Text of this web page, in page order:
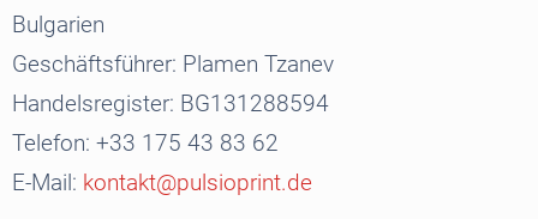
Bulgarien
Geschäftsführer: Plamen Tzanev
Handelsregister: BG131288594
Telefon: +33 175 43 83 62
E-Mail: kontakt@pulsioprint.de